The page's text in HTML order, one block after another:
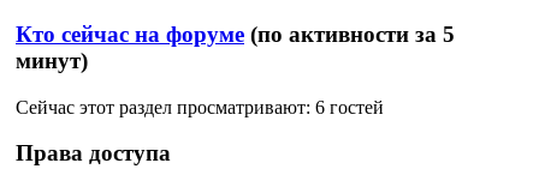
Кто сейчас на форуме (по активности за 5
минут)
Сейчас этот раздел просматривают: 6 гостей
Права доступа